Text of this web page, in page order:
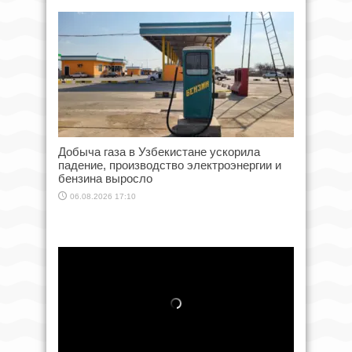
Добыча газа в Узбекистане ускорила
падение, производство электроэнергии и
бензина выросло
06.08.2026 17:10